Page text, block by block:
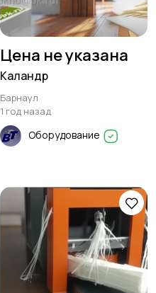
Цена не указана
Каландр
Барнаул
1 год назад
Оборудование